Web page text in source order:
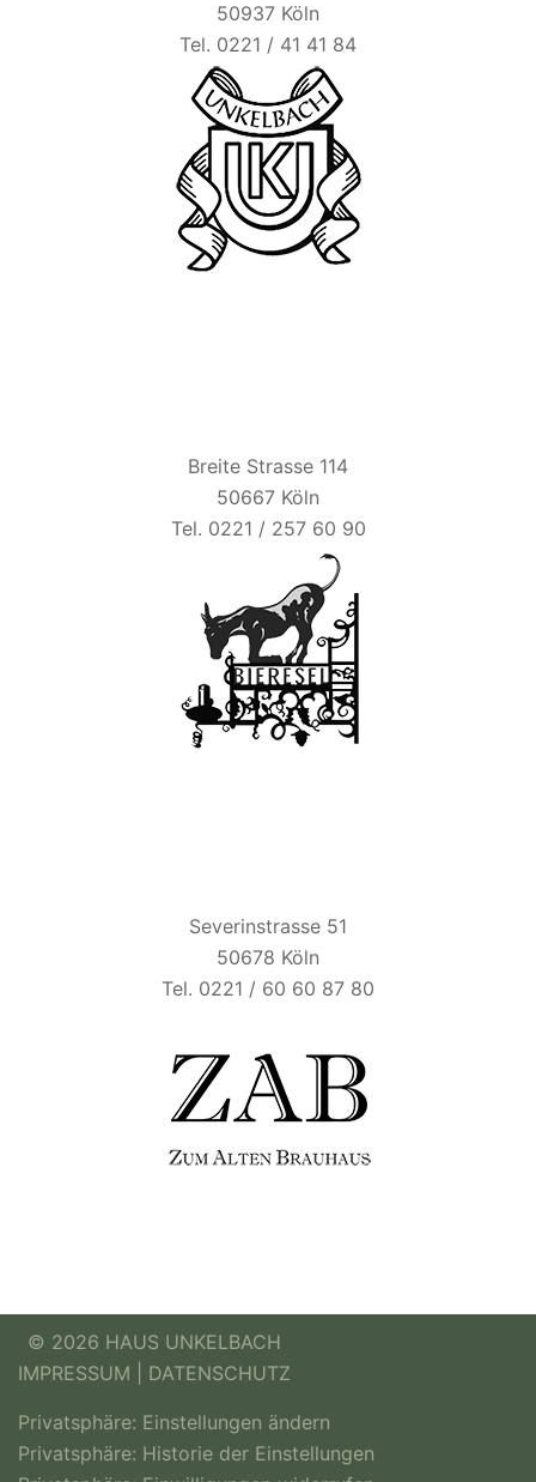
50937 Köln
Tel. 0221 / 41 41 84
Breite Strasse 114
50667 Köln
Tel. 0221 / 257 60 90
Severinstrasse 51
50678 Köln
Tel. 0221 / 60 60 87 80
© 2026 HAUS UNKELBACH
IMPRESSUM
DATENSCHUTZ
Privatsphäre: Einstellungen ändern
Privatsphäre: Historie der Einstellungen